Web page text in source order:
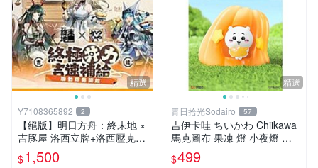
精選
Y7108365892 2
【絕版】明日方舟：終末地 ×
吉豚屋 洛西立牌+洛西壓克力
吊飾+洛西透卡
$1,500
精選
青日拾光Sodairo 57
吉伊卡哇 ちいかわ Chiikawa
馬克圖布 果凍 燈 小夜燈 吉
伊 烏薩奇
$499